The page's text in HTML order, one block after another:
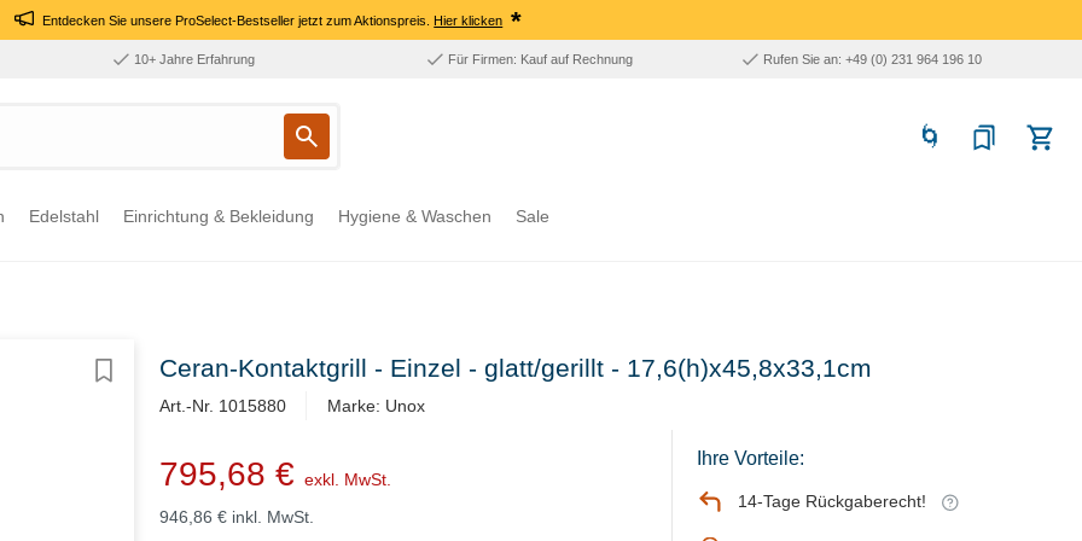
Entdecken Sie unsere ProSelect-Bestseller jetzt zum Aktionspreis.Hier klicken *
10+ Jahre Erfahrung Für Firmen: Kauf auf Rechnung Rufen Sie an: +49 (0) 231 964 196 10
Edelstahl Einrichtung & Bekleidung Hygiene & Waschen Sale
Ceran-Kontaktgrill - Einzel - glatt/gerillt - 17,6(h)x45,8x33,1cm
Art.-Nr. 1015880 Marke: Unox
795,68 € exkl. MwSt.
946,86 € inkl. MwSt.
Ihre Vorteile:
14-Tage Rückgaberecht!